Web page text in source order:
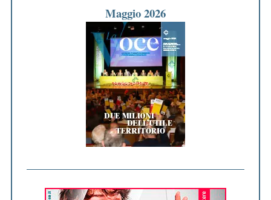
Maggio 2026